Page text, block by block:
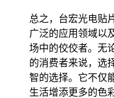
总之，台宏光电贴
广泛的应用领域以
场中的佼佼者。无
的消费者来说，选
智的选择。它不仅
生活增添更多的色